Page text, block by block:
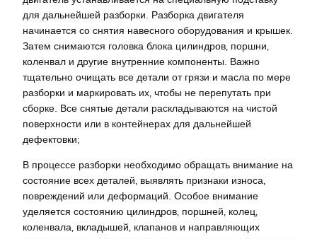
для дальнейшей разборки. Разборка двигателя
начинается со снятия навесного оборудования и крышек.
Затем снимаются головка блока цилиндров‚ поршни‚
коленвал и другие внутренние компоненты. Важно
тщательно очищать все детали от грязи и масла по мере
разборки и маркировать их‚ чтобы не перепутать при
сборке. Все снятые детали раскладываются на чистой
поверхности или в контейнерах для дальнейшей
дефектовки;
В процессе разборки необходимо обращать внимание на
состояние всех деталей‚ выявлять признаки износа‚
повреждений или деформаций. Особое внимание
уделяется состоянию цилиндров‚ поршней‚ колец‚
коленвала‚ вкладышей‚ клапанов и направляющих